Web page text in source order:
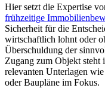
Hier setzt die Expertise
frühzeitige
Sicherheit für die
wirtschaftlich lohnt oder
Überschuldung der
Zugang zum Objekt steht
relevanten Unterlagen
oder Baupläne im Fokus.